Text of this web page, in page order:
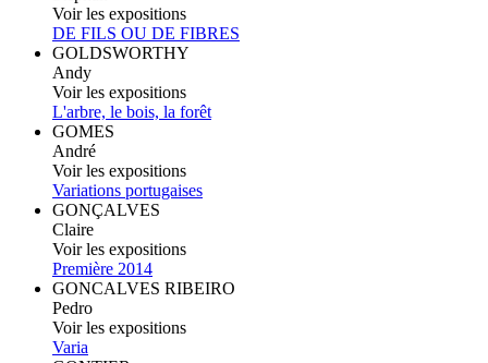
Voir les expositions
DE FILS OU DE FIBRES
GOLDSWORTHY
Andy
Voir les expositions
L'arbre, le bois, la forêt
GOMES
André
Voir les expositions
Variations portugaises
GONÇALVES
Claire
Voir les expositions
Première 2014
GONCALVES RIBEIRO
Pedro
Voir les expositions
Varia